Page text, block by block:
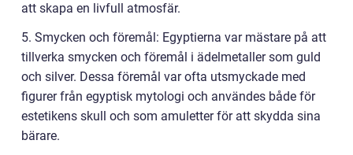
att skapa en livfull atmosfär.
5. Smycken och föremål: Egyptierna var mästare på att
tillverka smycken och föremål i ädelmetaller som guld
och silver. Dessa föremål var ofta utsmyckade med
figurer från egyptisk mytologi och användes både för
estetikens skull och som amuletter för att skydda sina
bärare.